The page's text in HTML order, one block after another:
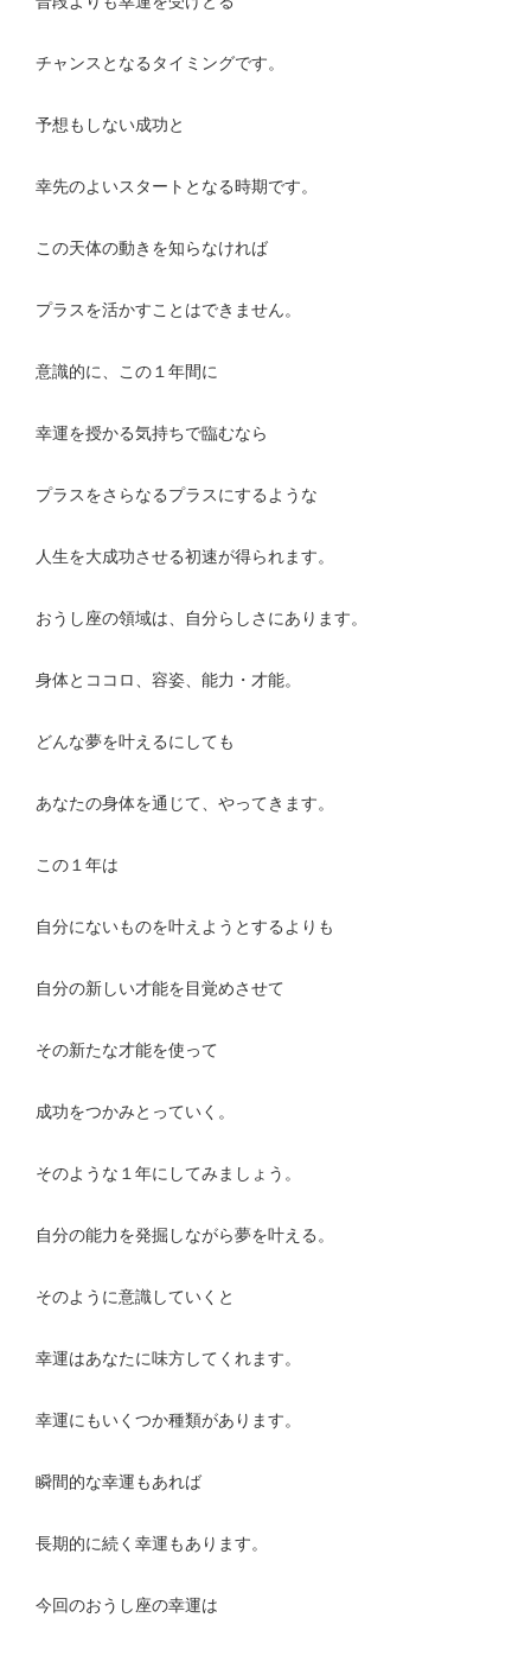
チャンスとなるタイミングです。
予想もしない成功と
幸先のよいスタートとなる時期です。
この天体の動きを知らなければ
プラスを活かすことはできません。
意識的に、この１年間に
幸運を授かる気持ちで臨むなら
プラスをさらなるプラスにするような
人生を大成功させる初速が得られます。
おうし座の領域は、自分らしさにあります。
身体とココロ、容姿、能力・才能。
どんな夢を叶えるにしても
あなたの身体を通じて、やってきます。
この１年は
自分にないものを叶えようとするよりも
自分の新しい才能を目覚めさせて
その新たな才能を使って
成功をつかみとっていく。
そのような１年にしてみましょう。
自分の能力を発掘しながら夢を叶える。
そのように意識していくと
幸運はあなたに味方してくれます。
幸運にもいくつか種類があります。
瞬間的な幸運もあれば
長期的に続く幸運もあります。
今回のおうし座の幸運は